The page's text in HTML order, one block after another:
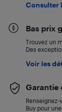
Consulter
Bas prix
Trouvez un
Des
Voir les
Garantie
Renseignez-
Buy pour